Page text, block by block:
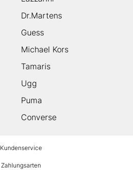
Dr.Martens
Guess
Michael Kors
Tamaris
Ugg
Puma
Converse
Kundenservice
Zahlungsarten